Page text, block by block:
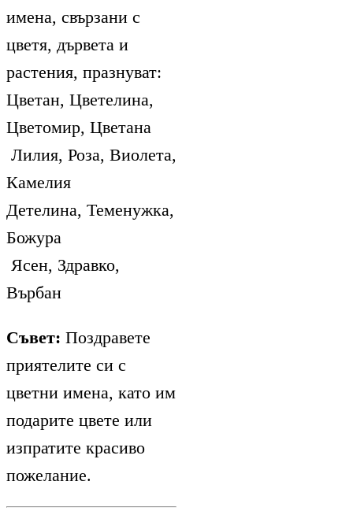
имена, свързани с
цветя, дървета и
растения, празнуват:
Цветан, Цветелина,
Цветомир, Цветана
Лилия, Роза, Виолета,
Камелия
Детелина, Теменужка,
Божура
Ясен, Здравко,
Върбан
Съвет: Поздравете
приятелите си с
цветни имена, като им
подарите цвете или
изпратите красиво
пожелание.